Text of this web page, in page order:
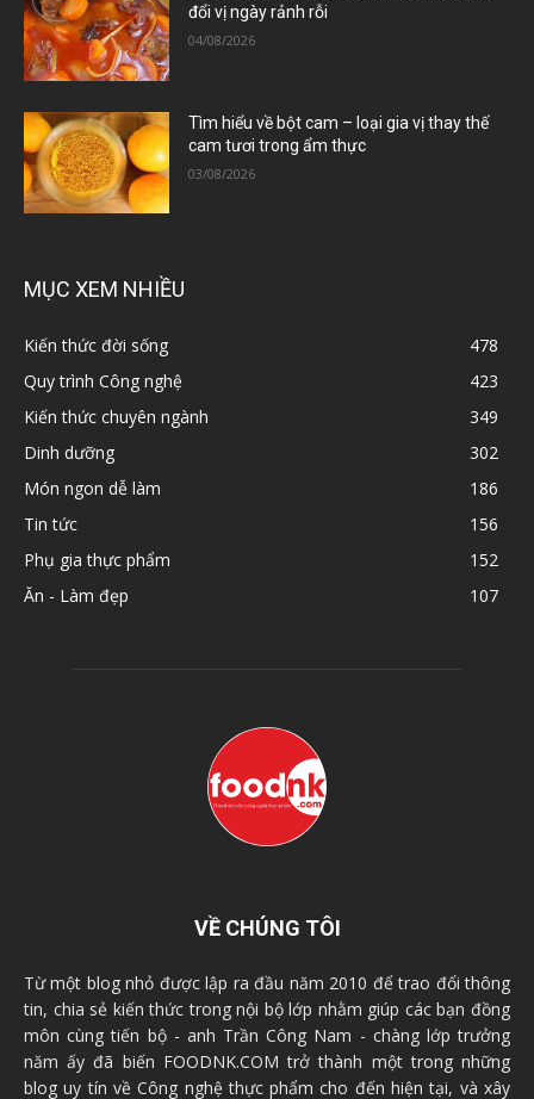
đổi vị ngày rảnh rỗi
04/08/2026
Tìm hiểu về bột cam – loại gia vị thay thế
cam tươi trong ẩm thực
03/08/2026
MỤC XEM NHIỀU
Kiến thức đời sống
478
Quy trình Công nghệ
423
Kiến thức chuyên ngành
349
Dinh dưỡng
302
Món ngon dễ làm
186
Tin tức
156
Phụ gia thực phẩm
152
Ăn - Làm đẹp
107
VỀ CHÚNG TÔI
Từ một blog nhỏ được lập ra đầu năm 2010 để trao đổi thông
tin, chia sẻ kiến thức trong nội bộ lớp nhằm giúp các bạn đồng
môn cùng tiến bộ - anh Trần Công Nam - chàng lớp trưởng
năm ấy đã biến FOODNK.COM trở thành một trong những
blog uy tín về Công nghệ thực phẩm cho đến hiện tại, và xây